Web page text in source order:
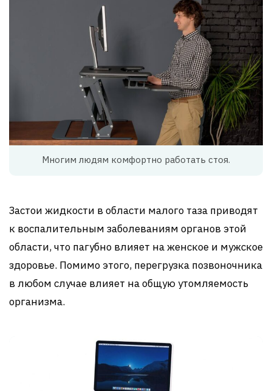
Многим людям комфортно работать стоя.
Застои жидкости в области малого таза приводят
к воспалительным заболеваниям органов этой
области, что пагубно влияет на женское и мужское
здоровье. Помимо этого, перегрузка позвоночника
в любом случае влияет на общую утомляемость
организма.